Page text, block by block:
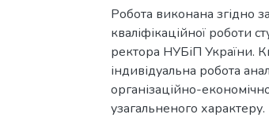
Робота виконана згідно
кваліфікаційної роботи
ректора НУБіП України.
індивідуальна робота
організаційно-
узагальненого характеру.